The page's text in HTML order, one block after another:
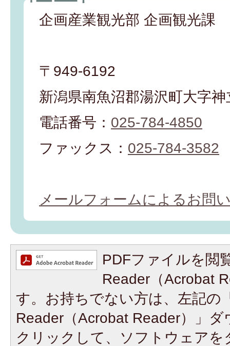
企画産業観光部 企画観光課
〒949-6192
新潟県南魚沼郡湯沢町大字
電話番号： 025-784-4850
ファックス： 025-784-3582
メールフォームによるお問
PDFファイルを閲
Reader（Acrobat
す。お持ちでない方は、左記の
Reader（Acrobat Reader）」
クリックして、ソフトウェア